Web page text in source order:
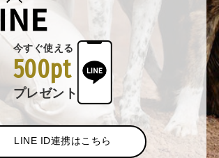
今すぐ使える
500pt
プレゼント
LINE ID連携はこちら